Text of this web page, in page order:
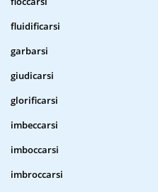
fluidificarsi
garbarsi
giudicarsi
glorificarsi
imbeccarsi
imboccarsi
imbroccarsi